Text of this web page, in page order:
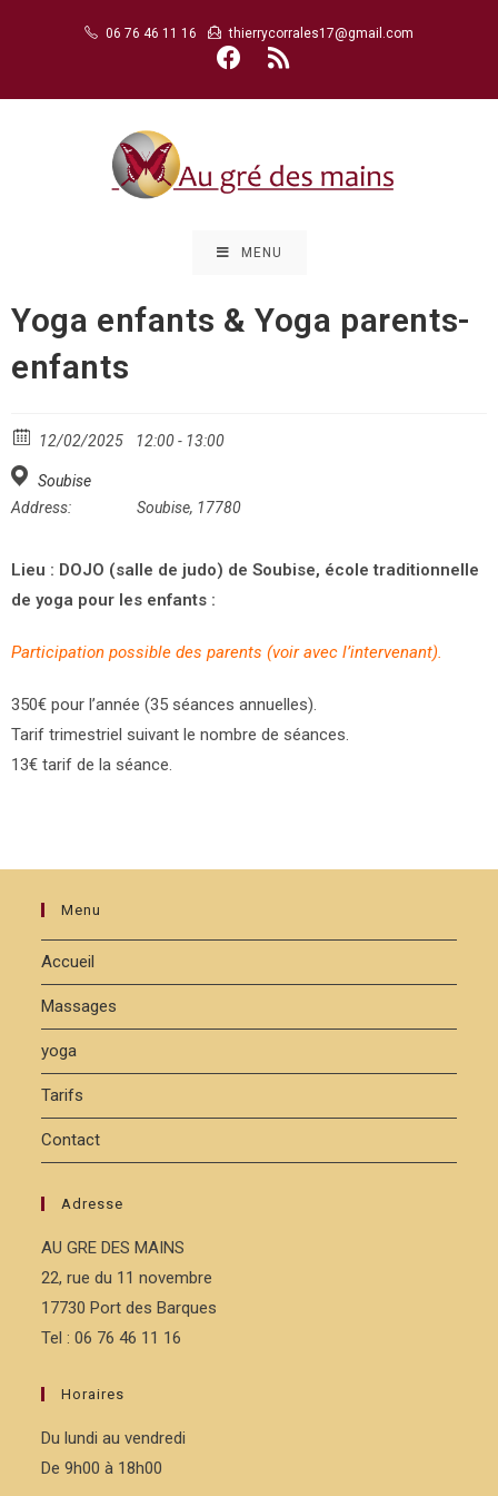
06 76 46 11 16 thierrycorrales17@gmail.com
MENU
Yoga enfants & Yoga parents-
enfants
12/02/2025 12:00 - 13:00
Soubise
Address:
Soubise, 17780
Lieu : DOJO (salle de judo) de Soubise, école traditionnelle
de yoga pour les enfants :
Participation possible des parents (voir avec l’intervenant).
350€ pour l’année (35 séances annuelles).
Tarif trimestriel suivant le nombre de séances.
13€ tarif de la séance.
Menu
Accueil
Massages
yoga
Tarifs
Contact
Adresse
AU GRE DES MAINS
22, rue du 11 novembre
17730 Port des Barques
Tel : 06 76 46 11 16
Horaires
Du lundi au vendredi
De 9h00 à 18h00